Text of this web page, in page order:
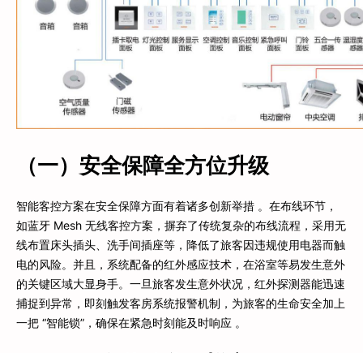
（一）安全保障全方位升级
智能客控方案在安全保障方面有着诸多创新举措 。在布线环节，
如蓝牙 Mesh 无线客控方案，摒弃了传统复杂的布线流程，采用无
线布置床头插头、洗手间插座等，降低了旅客因违规使用电器而触
电的风险。并且，系统配备的红外感应技术，在浴室等易发生意外
的关键区域大显身手。一旦旅客发生意外状况，红外探测器能迅速
捕捉到异常，即刻触发客房系统报警机制，为旅客的生命安全加上
一把 “智能锁”，确保在紧急时刻能及时响应 。